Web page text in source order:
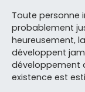
Toute personne
probablement
heureusement,
développent
développement
existence est